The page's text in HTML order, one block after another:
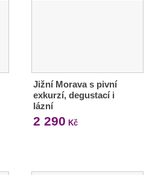
Jižní Morava s pivní
exkurzí, degustací i
lázní
2 290 Kč